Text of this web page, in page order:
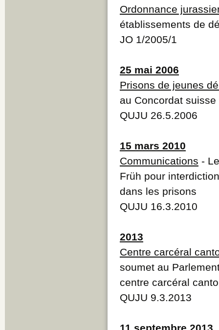
Ordonnance
établissements de
JO 1/2005/1
25 mai 2006
Prisons de jeunes
au Concordat
QUJU 26.5.2006
15 mars 2010
Communications -
Früh pour
dans les prisons
QUJU 16.3.2010
2013
Centre carcéral
soumet au
centre carcéral
QUJU 9.3.2013
11 septembre 2013